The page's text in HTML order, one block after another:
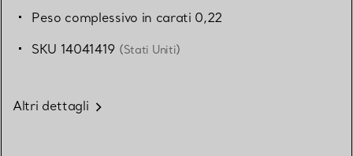
Peso complessivo in carati 0,22
SKU 14041419 (Stati Uniti)
Altri dettagli